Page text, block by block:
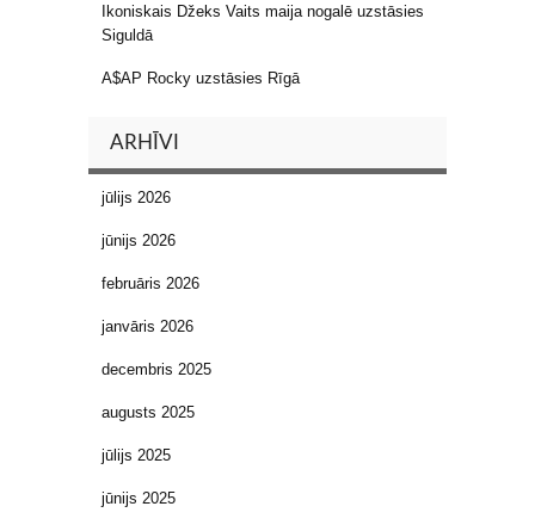
Ikoniskais Džeks Vaits maija nogalē uzstāsies
Siguldā
A$AP Rocky uzstāsies Rīgā
ARHĪVI
jūlijs 2026
jūnijs 2026
februāris 2026
janvāris 2026
decembris 2025
augusts 2025
jūlijs 2025
jūnijs 2025